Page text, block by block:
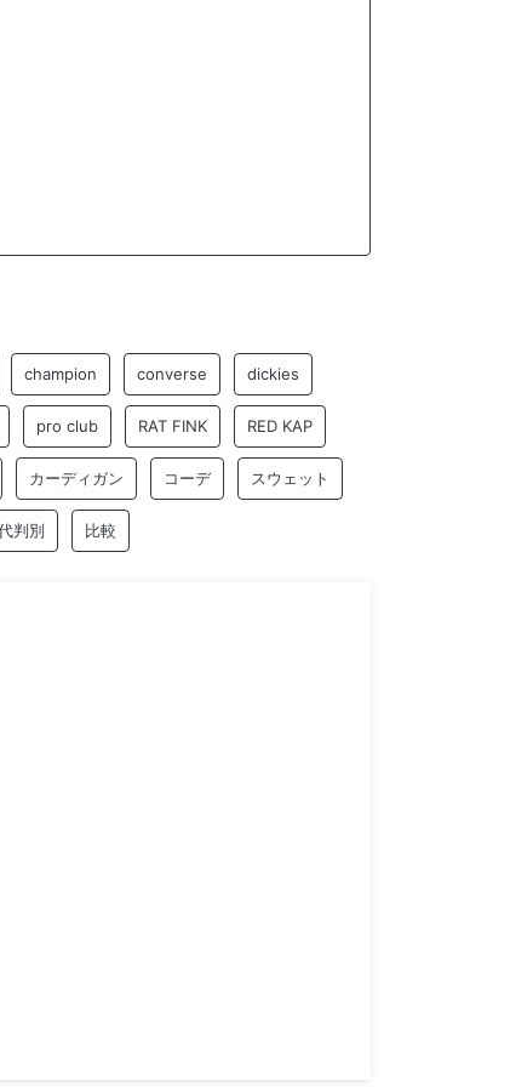
champion converse dickies
pro club RAT FINK RED KAP
カーディガン コーデ スウェット
判別 比較